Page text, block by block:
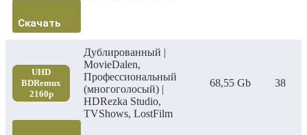
Скачать
UHD
BDRemux
2160p
Дублированный |
MovieDalen,
Профессиональный
(многоголосый) |
HDRezka Studio,
TVShows, LostFilm
68,55 Gb 38